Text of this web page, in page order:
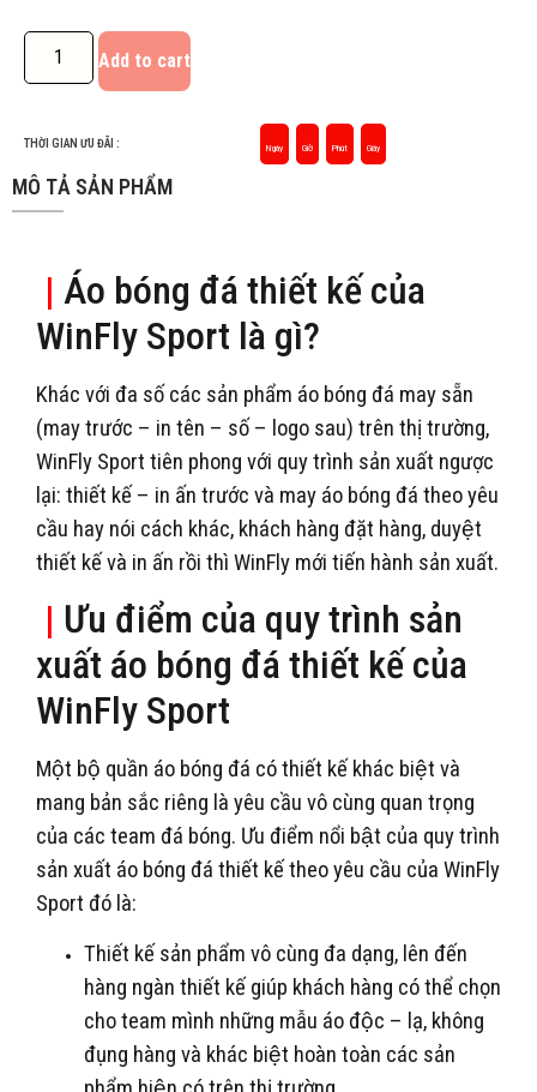
Add to cart
THỜI GIAN ƯU ĐÃI : Ngày Giờ Phút Giây
MÔ TẢ SẢN PHẨM
| Áo bóng đá thiết kế của
WinFly Sport là gì?
Khác với đa số các sản phẩm áo bóng đá may sẵn
(may trước – in tên – số – logo sau) trên thị trường,
WinFly Sport tiên phong với quy trình sản xuất ngược
lại: thiết kế – in ấn trước và may áo bóng đá theo yêu
cầu hay nói cách khác, khách hàng đặt hàng, duyệt
thiết kế và in ấn rồi thì WinFly mới tiến hành sản xuất.
| Ưu điểm của quy trình sản
xuất áo bóng đá thiết kế của
WinFly Sport
Một bộ quần áo bóng đá có thiết kế khác biệt và
mang bản sắc riêng là yêu cầu vô cùng quan trọng
của các team đá bóng. Ưu điểm nổi bật của quy trình
sản xuất áo bóng đá thiết kế theo yêu cầu của WinFly
Sport đó là:
Thiết kế sản phẩm vô cùng đa dạng, lên đến
hàng ngàn thiết kế giúp khách hàng có thể chọn
cho team mình những mẫu áo độc – lạ, không
đụng hàng và khác biệt hoàn toàn các sản